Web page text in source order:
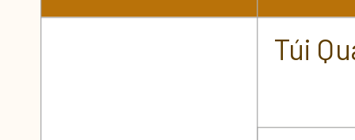
Túi